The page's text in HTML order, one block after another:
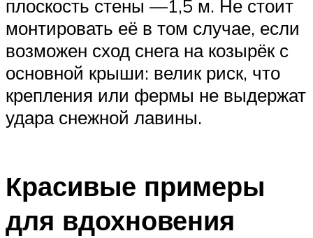
плоскость стены —1,5 м. Не стоит
монтировать её в том случае, если
возможен сход снега на козырёк с
основной крыши: велик риск, что
крепления или фермы не выдержат
удара снежной лавины.
Красивые примеры
для вдохновения